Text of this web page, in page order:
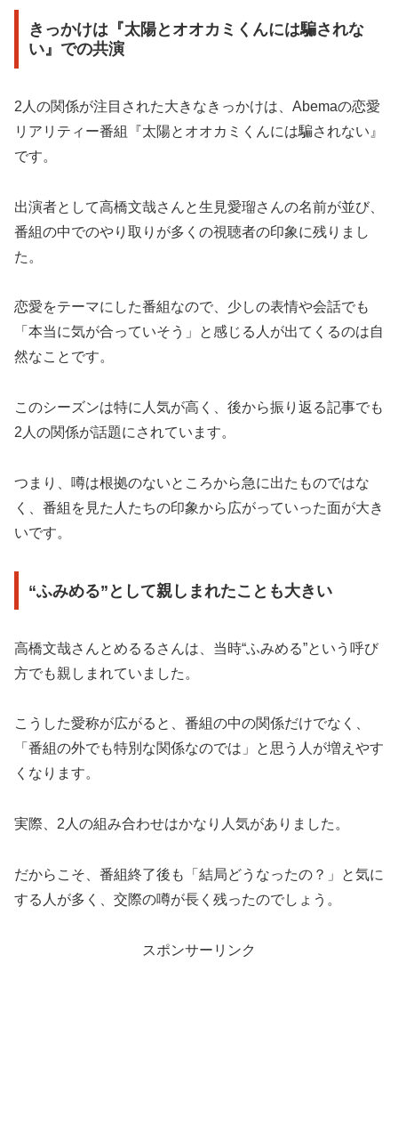
きっかけは『太陽とオオカミくんには騙されな
い』での共演
2人の関係が注目された大きなきっかけは、Abemaの恋愛
リアリティー番組『太陽とオオカミくんには騙されない』
です。
出演者として高橋文哉さんと生見愛瑠さんの名前が並び、
番組の中でのやり取りが多くの視聴者の印象に残りまし
た。
恋愛をテーマにした番組なので、少しの表情や会話でも
「本当に気が合っていそう」と感じる人が出てくるのは自
然なことです。
このシーズンは特に人気が高く、後から振り返る記事でも
2人の関係が話題にされています。
つまり、噂は根拠のないところから急に出たものではな
く、番組を見た人たちの印象から広がっていった面が大き
いです。
“ふみめる”として親しまれたことも大きい
高橋文哉さんとめるるさんは、当時“ふみめる”という呼び
方でも親しまれていました。
こうした愛称が広がると、番組の中の関係だけでなく、
「番組の外でも特別な関係なのでは」と思う人が増えやす
くなります。
実際、2人の組み合わせはかなり人気がありました。
だからこそ、番組終了後も「結局どうなったの？」と気に
する人が多く、交際の噂が長く残ったのでしょう。
スポンサーリンク